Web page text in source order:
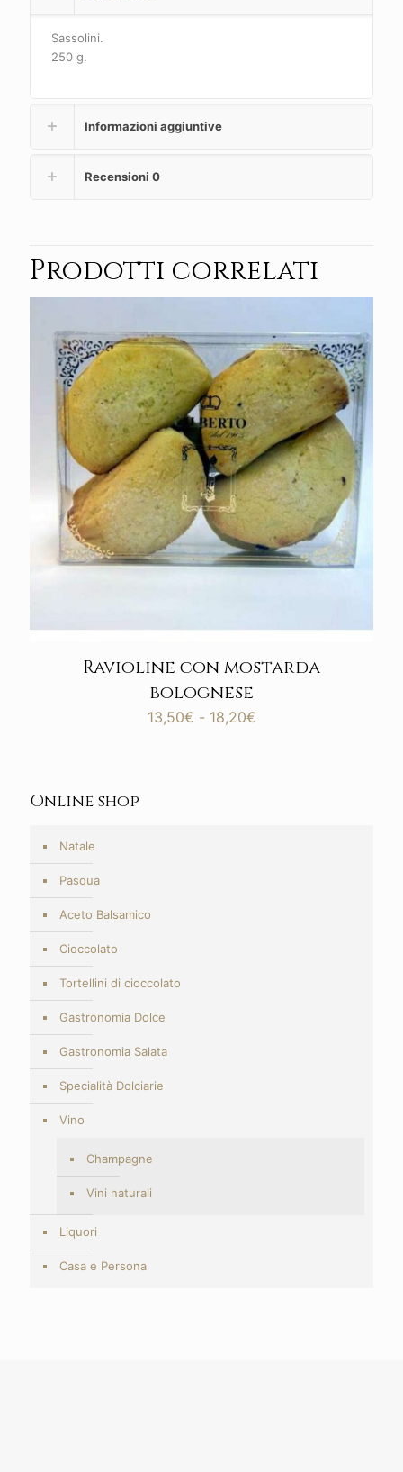
Sassolini.
250 g.
Informazioni aggiuntive
Recensioni 0
Prodotti correlati
Ravioline con mostarda
bolognese
13,50€ - 18,20€Fascia
Online shop
Natale
Pasqua
Aceto Balsamico
Cioccolato
Tortellini di cioccolato
Gastronomia Dolce
Gastronomia Salata
Specialità Dolciarie
Vino
Champagne
Vini naturali
Liquori
Casa e Persona